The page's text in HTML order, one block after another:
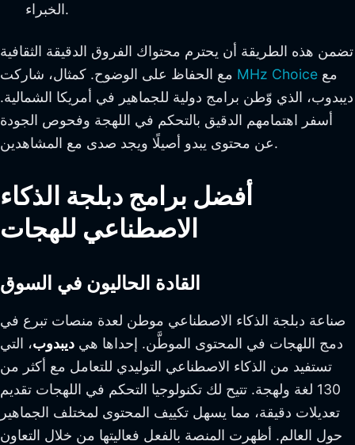
الخبراء.
تضمن هذه الطريقة أن يحترم محتواك الفروق الدقيقة الثقافية
MHz Choice
ديبدوب، الذي وّطن برامج دولية للجماهير في أمريكا الشمالية.
أسفر اهتمامهم الدقيق بالتحكم في اللهجة وفحوص الجودة
عن محتوى يبدو أصيلًا ويجد صدى مع المشاهدين.
أفضل برامج دبلجة الذكاء
الاصطناعي للهجات
القادة الحاليون في السوق
صناعة دبلجة الذكاء الاصطناعي موطن لعدة منصات تبرع في
دمج اللهجات في المحتوى الموطَّن. إحداها هي ديبدوب، التي
تستفيد من الذكاء الاصطناعي التوليدي للتعامل مع أكثر من
130 لغة ولهجة. تتيح لك تكنولوجيا التحكم في اللهجات تقديم
تعديلات دقيقة، مما يسهل تكييف المحتوى لمختلف الجماهير
حول العالم. أظهرت المنصة بالفعل فعاليتها من خلال التعاون